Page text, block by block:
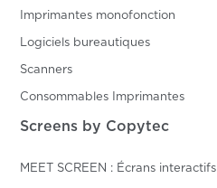
Imprimantes monofonction
Logiciels bureautiques
Scanners
Consommables Imprimantes
Screens by Copytec
MEET SCREEN : Écrans interactifs